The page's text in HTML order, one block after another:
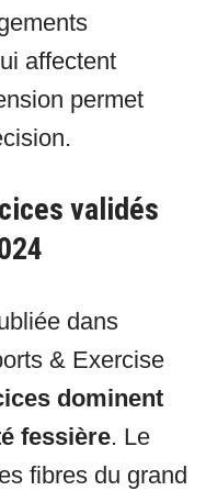
affectent
permet
validés
dans
& Exercise
dominent
fessière. Le
fibres du grand